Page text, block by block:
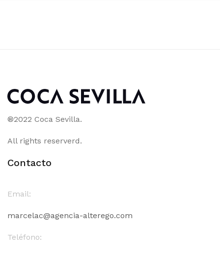
®2022 Coca Sevilla.
All rights reserverd.
Contacto
Email:
marcelac@agencia-alterego.com
Teléfono: